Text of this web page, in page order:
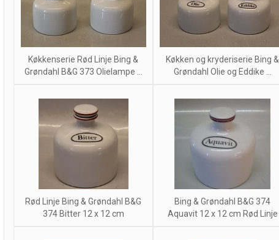
Køkkenserie Rød Linje Bing &
Grøndahl B&G 373 Olielampe ...
Køkken og kryderiserie Bing &
Grøndahl Olie og Eddike ...
Rød Linje Bing & Grøndahl B&G
374 Bitter 12 x 12 cm
Bing & Grøndahl B&G 374
Aquavit 12 x 12 cm Rød Linje